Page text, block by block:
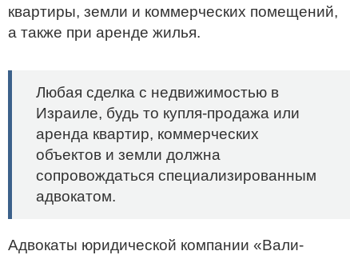
квартиры, земли и коммерческих помещений,
а также при аренде жилья.
Любая сделка с недвижимостью в
Израиле, будь то купля-продажа или
аренда квартир, коммерческих
объектов и земли должна
сопровождаться специализированным
адвокатом.
Адвокаты юридической компании «Вали-